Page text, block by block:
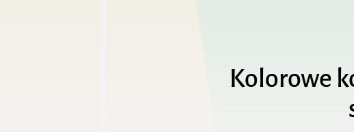
Kolorowe